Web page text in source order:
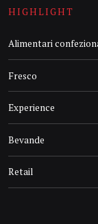
HIGHLIGHT
Alimentari
Fresco
Experience
Bevande
Retail